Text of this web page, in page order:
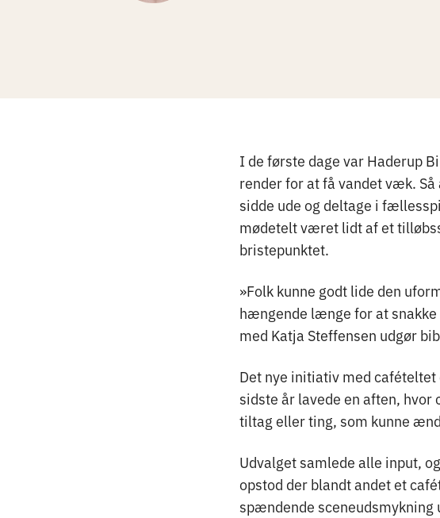
I de første dage var Haderup
render for at få vandet væk.
sidde ude og deltage i
mødetelt været lidt af et
bristepunktet.
»Folk kunne godt lide den
hængende længe for at
med Katja Steffensen udgør
Det nye initiativ med
sidste år lavede en aften,
tiltag eller ting, som kunne
Udvalget samlede alle input,
opstod der blandt andet et
spændende